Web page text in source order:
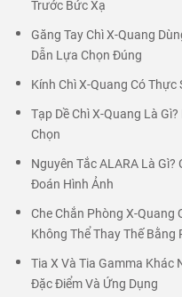
Trước Bức Xạ
Găng Tay Chì X-Quang
Dẫn Lựa Chọn Đúng
Kính Chì X-Quang Có Thực
Tạp Dề Chì X-Quang Là
Chọn
Nguyên Tắc ALARA Là Gì?
Đoán Hình Ảnh
Che Chắn Phòng X-Quang
Không Thể Thay Thế Bằng
Tia X Và Tia Gamma Khác
Đặc Điểm Và Ứng Dụng